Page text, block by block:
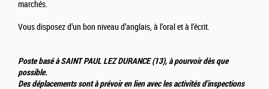
marchés.
Vous disposez d’un bon niveau d’anglais, à l’oral et à l’écrit.
Poste basé à SAINT PAUL LEZ DURANCE (13), à pourvoir dès que
possible.
Des déplacements sont à prévoir en lien avec les activités d'inspections